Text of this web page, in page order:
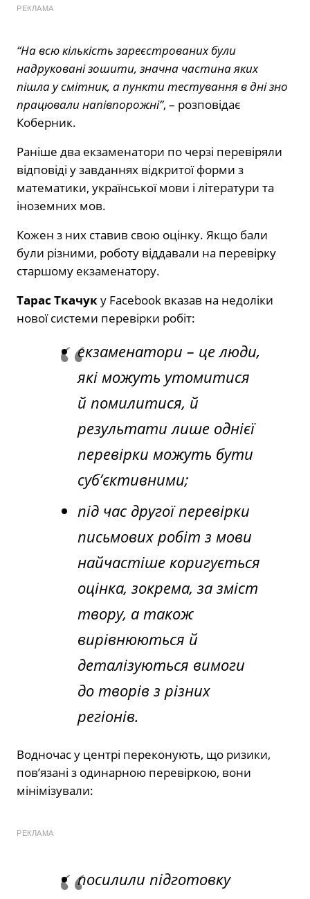
РЕКЛАМА
“На всю кількість зареєстрованих були
надруковані зошити, значна частина яких
пішла у смітник, а пункти тестування в дні зно
працювали напівпорожні”, – розповідає
Коберник.
Раніше два екзаменатори по черзі перевіряли
відповіді у завданнях відкритої форми з
математики, української мови і літератури та
іноземних мов.
Кожен з них ставив свою оцінку. Якщо бали
були різними, роботу віддавали на перевірку
старшому екзаменатору.
Тарас Ткачуку Facebook вказав на недоліки
нової системи перевірки робіт:
екзаменатори – це люди,
які можуть утомитися
й помилитися, й
результати лише однієї
перевірки можуть бути
суб’єктивними;
під час другої перевірки
письмових робіт з мови
найчастіше коригується
оцінка, зокрема, за зміст
твору, а також
вирівнюються й
деталізуються вимоги
до творів з різних
регіонів.
Водночас у центрі переконують, що ризики,
пов’язані з одинарною перевіркою, вони
мінімізували:
РЕКЛАМА
посилили підготовку